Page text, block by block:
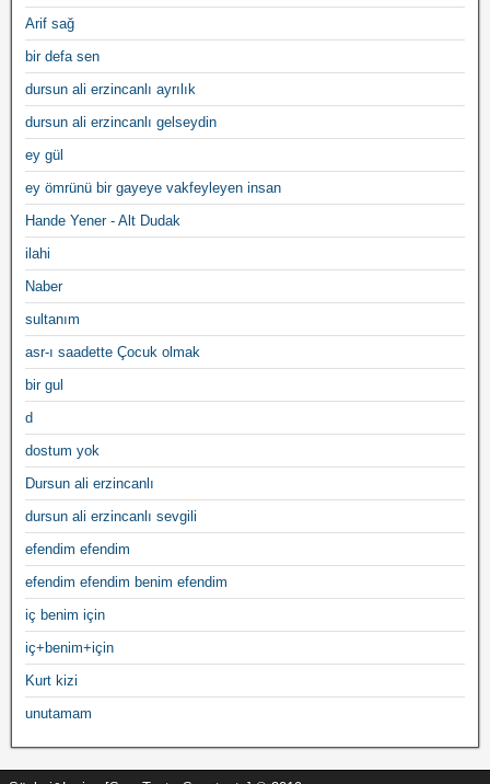
Arif sağ
bir defa sen
dursun ali erzincanlı ayrılık
dursun ali erzincanlı gelseydin
ey gül
ey ömrünü bir gayeye vakfeyleyen insan
Hande Yener - Alt Dudak
ilahi
Naber
sultanım
asr-ı saadette Çocuk olmak
bir gul
d
dostum yok
Dursun ali erzincanlı
dursun ali erzincanlı sevgili
efendim efendim
efendim efendim benim efendim
iç benim için
iç+benim+için
Kurt kizi
unutamam